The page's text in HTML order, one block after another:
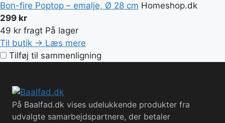
Bon-fire Poptop – emalje, Ø 28 cm Homeshop.dk
299 kr
49 kr fragt På lager
Til butik → Læs mere
Tilføj til sammenligning
På Baalfad.dk vises udelukkende produkter fra
udvalgte samarbejdspartnere, der betaler